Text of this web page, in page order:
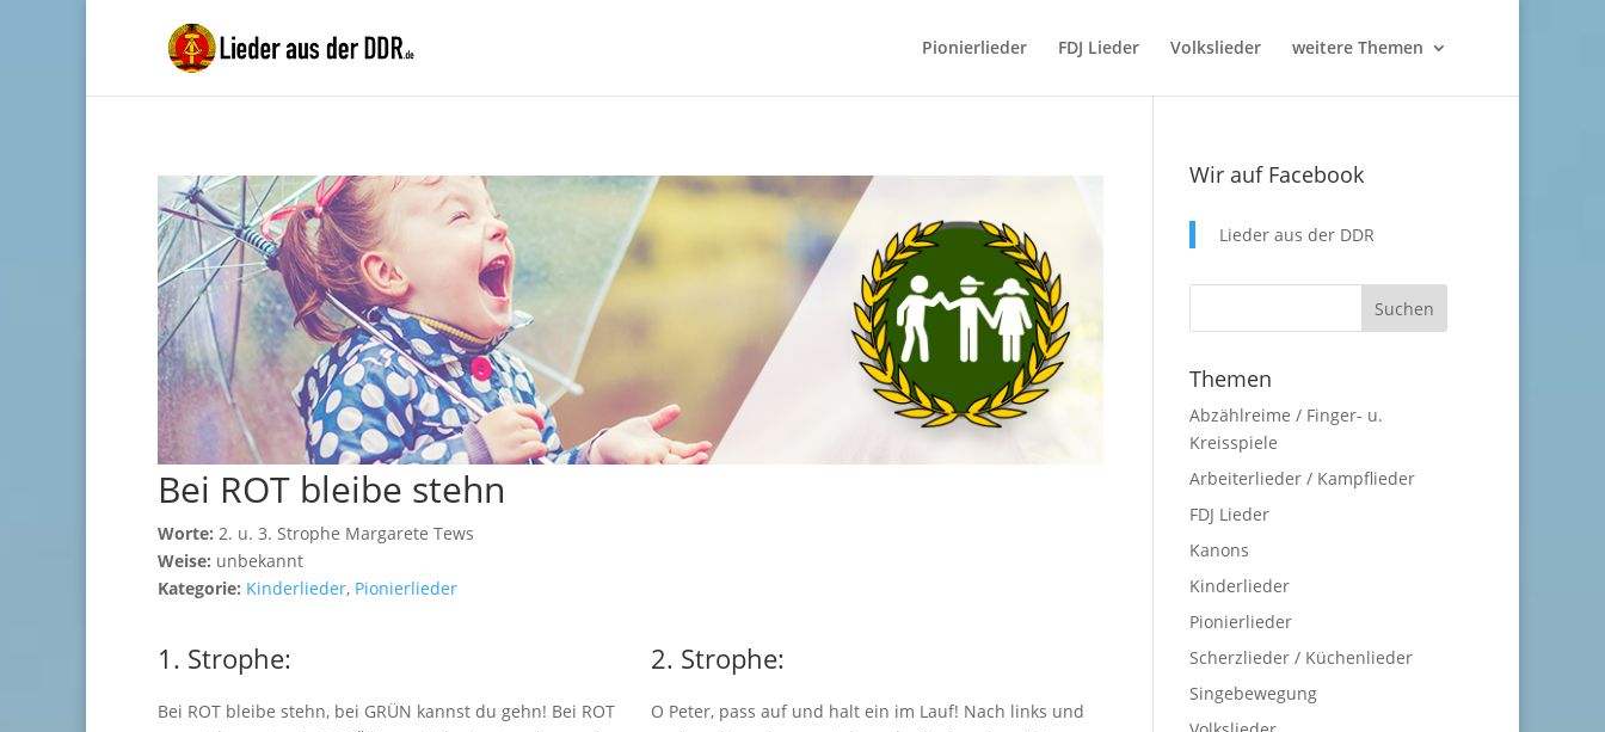
Pionierlieder FDJ Lieder Volkslieder weitere Themen
Bei ROT bleibe stehn
Worte: 2. u. 3. Strophe Margarete Tews
Weise: unbekannt
Kategorie: Kinderlieder, Pionierlieder
1. Strophe:
Bei ROT bleibe stehn, bei GRÜN kannst du gehn! Bei ROT
2. Strophe:
O Peter, pass auf und halt ein im Lauf! Nach links und
Wir auf Facebook
Lieder aus der DDR
Themen
Abzählreime / Finger- u.
Kreisspiele
Arbeiterlieder / Kampflieder
FDJ Lieder
Kanons
Kinderlieder
Pionierlieder
Scherzlieder / Küchenlieder
Singebewegung